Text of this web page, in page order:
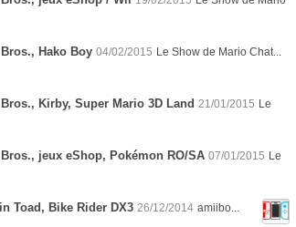
Hako Boy 04/02/2015 Le Show de Mario Chat...
Kirby, Super Mario 3D Land 21/01/2015 Le
jeux eShop, Pokémon RO/SA 07/01/2015 Le
Toad, Bike Rider DX3 26/12/2014 amiibo...